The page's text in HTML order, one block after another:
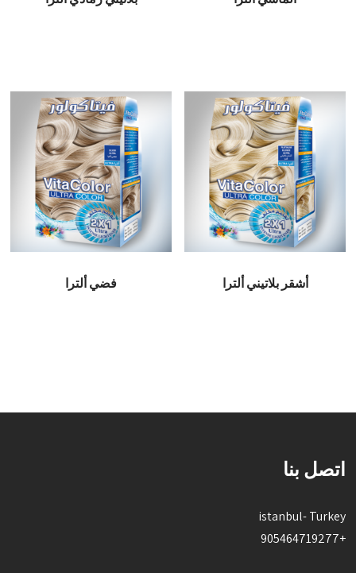
أشقر بلاتيني ألترا فضي ألترا
اتصل بنا
istanbul- Turkey
+905464719277